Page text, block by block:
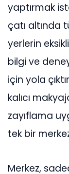
yaptırmak
çatı altında
yerlerin
bilgi ve
için yola
kalıcı
zayıflama
tek bir
Merkez,